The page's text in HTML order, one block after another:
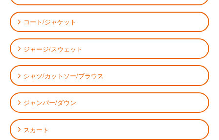
コート/ジャケット
ジャージ/スウェット
シャツ/カットソー/ブラウス
ジャンパー/ダウン
スカート